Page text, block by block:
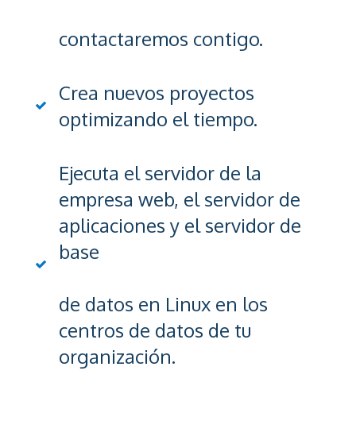
contactaremos contigo.
Crea nuevos proyectos
optimizando el tiempo.
Ejecuta el servidor de la
empresa web, el servidor de
aplicaciones y el servidor de
base
de datos en Linux en los
centros de datos de tu
organización.